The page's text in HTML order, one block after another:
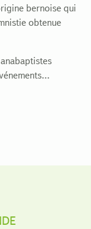
bernoise qui
obtenue